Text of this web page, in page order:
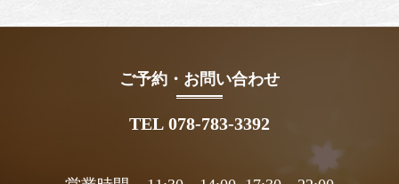
ご予約・お問い合わせ
TEL 078-783-3392